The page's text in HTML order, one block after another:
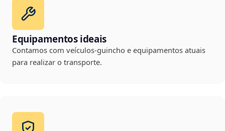
Equipamentos ideais
Contamos com veículos-guincho e equipamentos atuais
para realizar o transporte.